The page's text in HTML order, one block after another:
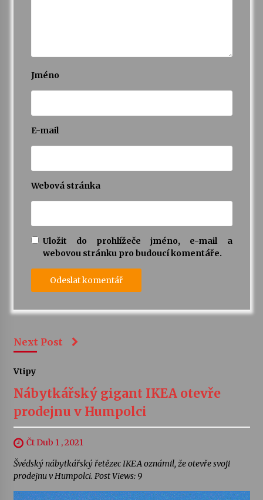
Jméno
E-mail
Webová stránka
Uložit do prohlížeče jméno, e-mail a
webovou stránku pro budoucí komentáře.
Next Post
Vtipy
Nábytkářský gigant IKEA otevře
prodejnu v Humpolci
Čt Dub 1 , 2021
Švédský nábytkářský řetězec IKEA oznámil, že otevře svoji
prodejnu v Humpolci. Post Views: 9